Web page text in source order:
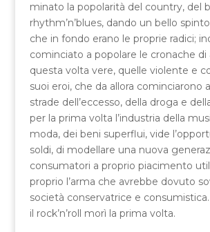
minato la popolarità del country, del
rhythm’n’blues, dando un bello
che in fondo erano le proprie radici;
cominciato a popolare le cronache
questa volta vere, quelle violente e
suoi eroi, che da allora cominciarono
strade dell’eccesso, della droga e
per la prima volta l’industria della
moda, dei beni superflui, vide
soldi, di modellare una nuova
consumatori a proprio piacimento
proprio l’arma che avrebbe dovuto
società conservatrice e
il rock’n’roll morì la prima volta.